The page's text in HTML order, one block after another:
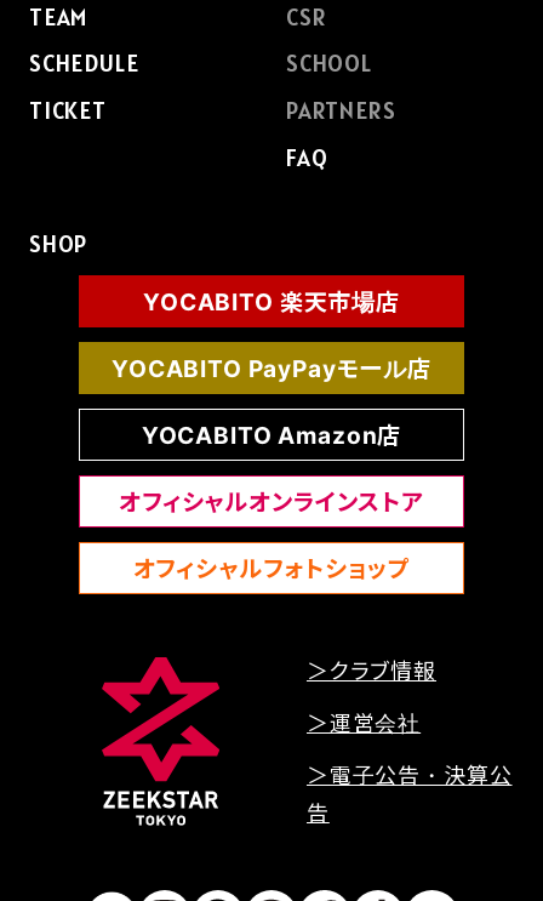
TEAM
SCHEDULE
TICKET
CSR
SCHOOL
PARTNERS
FAQ
SHOP
YOCABITO 楽天市場店
YOCABITO PayPayモール店
YOCABITO Amazon店
オフィシャルオンラインストア
オフィシャルフォトショップ
＞クラブ情報
＞運営会社
＞電子公告・決算公
告